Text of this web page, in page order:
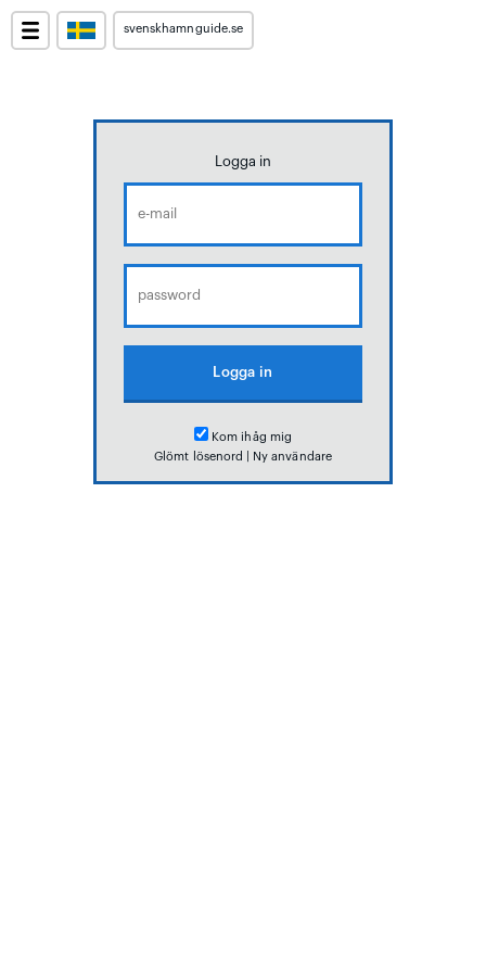
svenskhamnguide.se
Logga in
Kom ihåg mig
Glömt lösenord
Ny användare